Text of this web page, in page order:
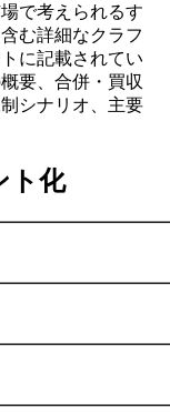
で考えられるす
む詳細なクラフ
に記載されてい
要、合併・買収
シナリオ、主要
ト化